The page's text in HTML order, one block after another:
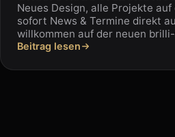
Neues Design, alle Projekte
sofort News & Termine direkt
willkommen auf der neuen
Beitrag lesen